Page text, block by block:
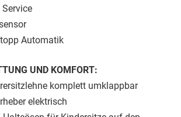
Automatik
UND KOMFORT:
komplett umklappbar
elektrisch